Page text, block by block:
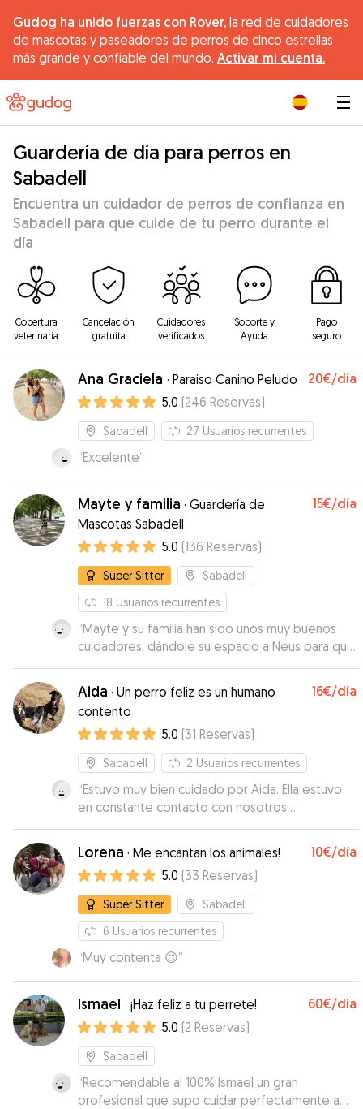
Gudog ha unido fuerzas con Rover, la red de cuidadores
de mascotas y paseadores de perros de cinco estrellas
más grande y confiable del mundo. Activar mi cuenta.
Guardería de día para perros en
Sabadell
Encuentra un cuidador de perros de confianza en
Sabadell para que cuide de tu perro durante el
día
Cobertura
veterinaria
Cancelación
gratuita
Cuidadores
verificados
Soporte y
Ayuda
Pago
seguro
Ana Graciela · Paraiso Canino Peludo 20€/día
5.0 (246 Reservas)
Sabadell 27 Usuarios recurrentes
“Excelente”
Mayte y familia · Guardería de
Mascotas Sabadell
15€/día
5.0 (136 Reservas)
Super Sitter
Sabadell
18 Usuarios recurrentes
“Mayte y su familia han sido unos muy buenos
cuidadores, dándole su espacio a Neus para que
cogiera confianza y se sintiese como en casa,
poco a poco. Me mantuvo informada de como
estaba Neus y me remitió fotos por WhatsApp,
donde pude ver como cada vez estaba más
cómoda, por sus posturas durmiendo y
olisqueando. Sin duda volveré a contar con sus
cuidados.”
Aida · Un perro feliz es un humano
contento
16€/día
5.0 (31 Reservas)
Sabadell 2 Usuarios recurrentes
“Estuvo muy bien cuidado por Aida. Ella estuvo
en constante contacto con nosotros
mandándonos fotos!”
Lorena · Me encantan los animales! 10€/día
5.0 (33 Reservas)
Super Sitter
Sabadell
6 Usuarios recurrentes
“Muy contenta 😊”
Ismael · ¡Haz feliz a tu perrete! 60€/día
5.0 (2 Reservas)
Sabadell
“Recomendable al 100% Ismael un gran
profesional que supo cuidar perfectamente a